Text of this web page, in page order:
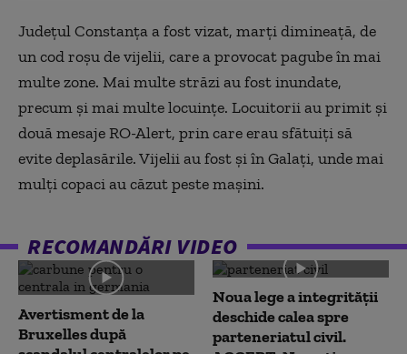
seconds
Județul Constanța a fost vizat, marți dimineață, de
un cod roșu de vijelii, care a provocat pagube în mai
multe zone. Mai multe străzi au fost inundate,
precum și mai multe locuințe. Locuitorii au primit și
două mesaje RO-Alert, prin care erau sfătuiți să
evite deplasările. Vijelii au fost și în Galați, unde mai
mulți copaci au căzut peste mașini.
RECOMANDĂRI VIDEO
Avertisment de la
Bruxelles după
Noua lege a integrității
deschide calea spre
parteneriatul civil.